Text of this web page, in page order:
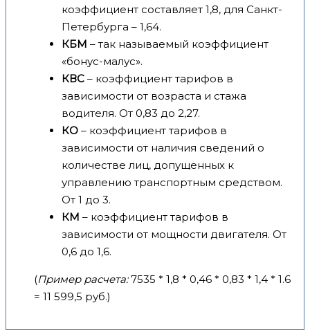
коэффициент составляет 1,8, для Санкт-
Петербурга – 1,64.
КБМ – так называемый коэффициент
«бонус-малус».
КВС – коэффициент тарифов в
зависимости от возраста и стажа
водителя. От 0,83 до 2,27.
КО – коэффициент тарифов в
зависимости от наличия сведений о
количестве лиц, допущенных к
управлению транспортным средством.
От 1 до 3.
КМ – коэффициент тарифов в
зависимости от мощности двигателя. От
0,6 до 1,6.
(Пример расчета:7535 * 1,8 * 0,46 * 0,83 * 1,4 * 1.6
= 11 599,5 руб.)